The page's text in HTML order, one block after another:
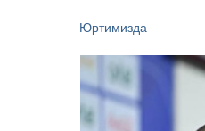
Юртимизда